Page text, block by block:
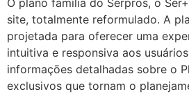
O plano família do Serpros, o
site, totalmente reformulado. A
projetada para oferecer uma
intuitiva e responsiva aos
informações detalhadas sobre o
exclusivos que tornam o